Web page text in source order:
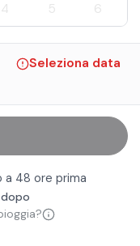
4 5 6
Seleziona data
a 48 ore prima